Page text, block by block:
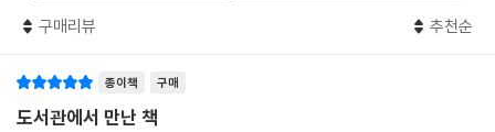
말하기의 기술
누가 더 시끄러울까요?
음속 장벽 넘기
지진
구매리뷰 추천순
종이책 구매
도서관에서 만난 책